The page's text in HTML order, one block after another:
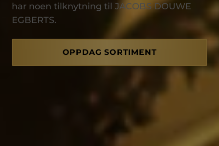
har noen tilknytning til JACOBS DOUWE
EGBERTS.
OPPDAG SORTIMENT